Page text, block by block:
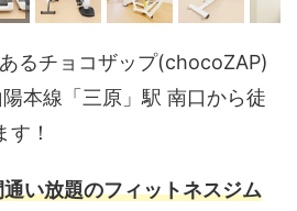
るチョコザップ(chocoZAP)
本線「三原」駅 南口から徒
！
い放題のフィットネスジム